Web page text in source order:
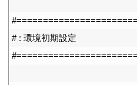
# : 環境初期設定